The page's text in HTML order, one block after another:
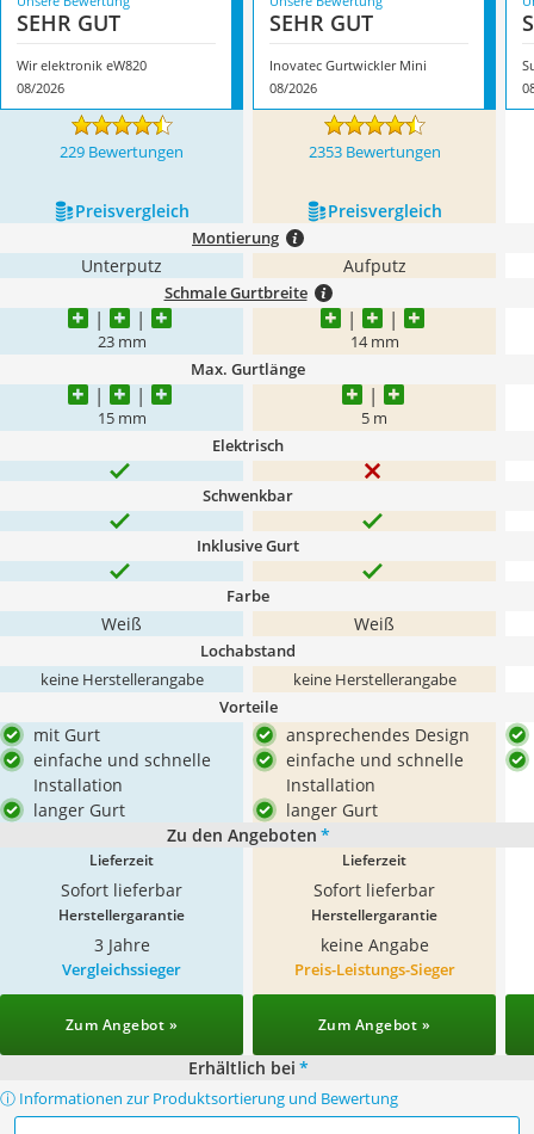
SEHR GUT
Wir elektronik eW820
08/2026
SEHR GUT
Inovatec Gurtwickler Mini
08/2026
229 Bewertungen 2353 Bewertungen
Preis­vergleich Preis­vergleich
Montierung
Unterputz Aufputz
Schmale Gurtbreite
23 mm 14 mm
Max. Gurtlänge
15 mm 5 m
Elektrisch
Schwenkbar
Inklusive Gurt
Farbe
Weiß Weiß
Lochabstand
keine Herstellerangabe keine Herstellerangabe
Vorteile
mit Gurt
einfache und schnelle
Installation
langer Gurt
ansprechendes Design
einfache und schnelle
Installation
langer Gurt
Zu den Angeboten *
Lieferzeit
Sofort lieferbar
Lieferzeit
Sofort lieferbar
Herstellergarantie
3 Jahre
Herstellergarantie
keine Angabe
Vergleichssieger
Zum Angebot »
Preis-Leistungs-Sieger
Zum Angebot »
Erhältlich bei *
ⓘ Informationen zur Produktsortierung und Bewertung